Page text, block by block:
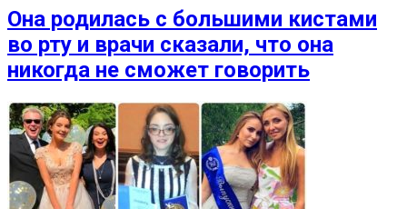
Она родилась с большими кистами
во рту и врачи сказали, что она
никогда не сможет говорить